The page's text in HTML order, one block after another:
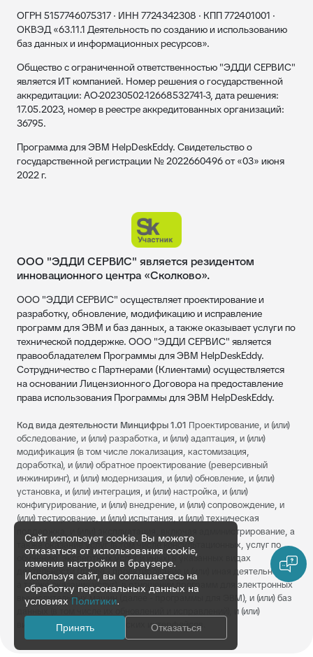
ОГРН 5157746075317 · ИНН 7724342308 · КПП 772401001 ·
ОКВЭД «63.11.1 Деятельность по созданию и использованию
баз данных и информационных ресурсов».
Общество с ограниченной ответственностью "ЭДДИ СЕРВИС"
является ИТ компанией. Номер решения о государственной
аккредитации: АО-20230502-12668532741-3, дата решения:
17.05.2023, номер в реестре аккредитованных организаций:
36795.
Программа для ЭВМ HelpDeskEddy. Свидетельство о
государственной регистрации № 2022660496 от «03» июня
2022 г.
ООО "ЭДДИ СЕРВИС" является резидентом
инновационного центра «Сколково».
ООО "ЭДДИ СЕРВИС" осуществляет проектирование и
разработку, обновление, модификацию и исправление
программ для ЭВМ и баз данных, а также оказывает услуги по
технической поддержке. ООО "ЭДДИ СЕРВИС" является
правообладателем Программы для ЭВМ HelpDeskEddy.
Сотрудничество с Партнерами (Клиентами) осуществляется
на основании Лицензионного Договора на предоставление
права использования Программы для ЭВМ HelpDeskEddy.
Код вида деятельности Минцифры 1.01 Проектирование, и (или)
обследование, и (или) разработка, и (или) адаптация, и (или)
модификация (в том числе локализация, кастомизация,
доработка), и (или) обратное проектирование (реверсивный
инжиниринг), и (или) модернизация, и (или) обновление, и (или)
установка, и (или) интеграция, и (или) настройка, и (или)
конфигурирование, и (или) внедрение, и (или) сопровождение, и
(или) тестирование, и (или) испытания, и (или) техническая
поддержка, и (или) эксплуатация, включая администрирование, а
также оказание услуг (в том числе консультационных, услуг по
обучению, экспертных услуг и иных) в указанных видах
деятельности (далее - проектирование и (или) иная деятельность,
а также оказание услуг), в отношении программ для электронных
вычислительных машин (далее - программы для ЭВМ), и (или) баз
данных (в том числе их обновлений и исправлений), и (или)
визуальных пользовательских интерфейсов.
Сайт использует cookie. Вы можете
отказаться от использования cookie,
изменив настройки в браузере.
Используя сайт, вы соглашаетесь на
обработку персональных данных на
условиях Политики.
Принять Отказаться